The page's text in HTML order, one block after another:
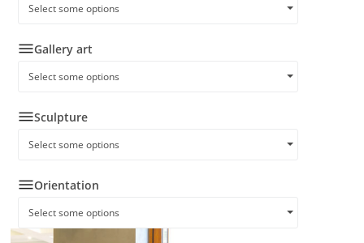
Select some options
Gallery art
Select some options
Sculpture
Select some options
Orientation
Select some options